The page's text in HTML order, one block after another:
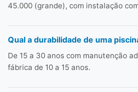
45.000 (grande), com instalação
Qual a durabilidade de uma
De 15 a 30 anos com manutenção
fábrica de 10 a 15 anos.